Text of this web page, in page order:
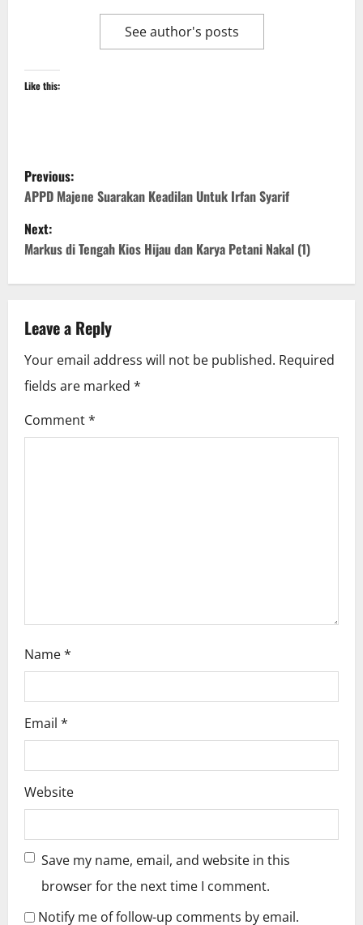
See author's posts
Like this:
P
o
s
a
v
i
g
Previous:
APPD Majene Suarakan Keadilan Untuk Irfan Syarif
Next:
Markus di Tengah Kios Hijau dan Karya Petani Nakal (1)
Leave a Reply
Your email address will not be published. Required
fields are marked *
Comment*
Name*
Email *
Website
Save my name, email, and website in this
browser for the next time I comment.
Notify me of follow-up comments by email.